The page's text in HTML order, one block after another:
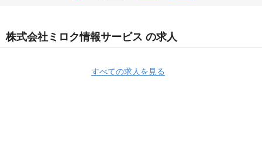
株式会社ミロク情報サービス の求人
すべての求人を見る